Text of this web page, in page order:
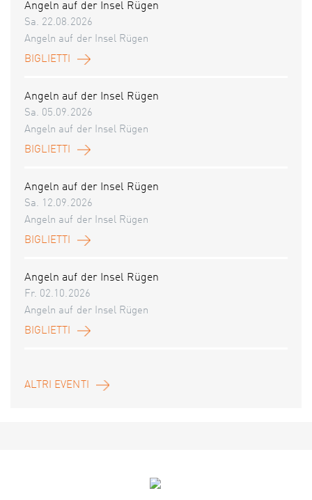
Angeln auf der Insel Rügen
Sa. 22.08.2026
Angeln auf der Insel Rügen
BIGLIETTI
Angeln auf der Insel Rügen
Sa. 05.09.2026
Angeln auf der Insel Rügen
BIGLIETTI
Angeln auf der Insel Rügen
Sa. 12.09.2026
Angeln auf der Insel Rügen
BIGLIETTI
Angeln auf der Insel Rügen
Fr. 02.10.2026
Angeln auf der Insel Rügen
BIGLIETTI
ALTRI EVENTI